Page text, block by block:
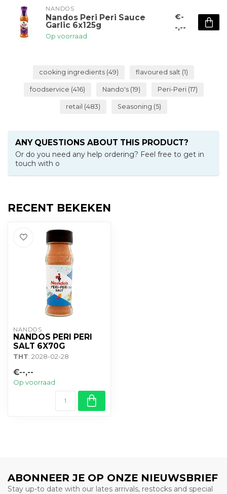
NANDOS
Nandos Peri Peri Sauce
Garlic 6x125g
Op voorraad
€-
-,--
cooking ingredients (49) flavoured salt (1)
foodservice (416) Nando's (19) Peri-Peri (17)
retail (483) Seasoning (5)
ANY QUESTIONS ABOUT THIS PRODUCT?
Or do you need any help ordering? Feel free to get in
touch with o
RECENT BEKEKEN
NANDOS
NANDOS PERI PERI
SALT 6X70G
THT: 2028-02-28
€--,--
Op voorraad
ABONNEER JE OP ONZE NIEUWSBRIEF
Stay up-to date with our lates arrivals, restocks and special